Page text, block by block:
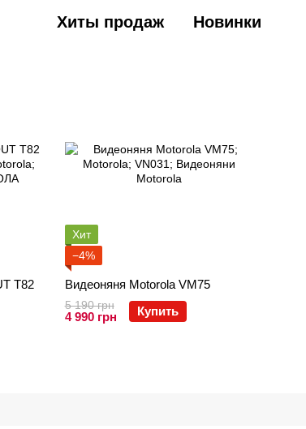
Хиты продаж Новинки
T82
Хит
−4%
Видеоняня Motorola VM75
5 190 грн
4 990 грн Купить